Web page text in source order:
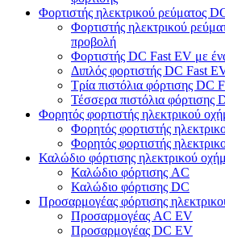
Φορτιστής ηλεκτρικού ρεύματος
Φορτιστής ηλεκτρικού
προβολή
Φορτιστής DC Fast EV με
Διπλός φορτιστής DC Fast
Τρία πιστόλια φόρτισης DC
Τέσσερα πιστόλια φόρτισης
Φορητός φορτιστής ηλεκτρικού
Φορητός φορτιστής
Φορητός φορτιστής
Καλώδιο φόρτισης ηλεκτρικού
Καλώδιο φόρτισης AC
Καλώδιο φόρτισης DC
Προσαρμογέας φόρτισης
Προσαρμογέας AC EV
Προσαρμογέας DC EV